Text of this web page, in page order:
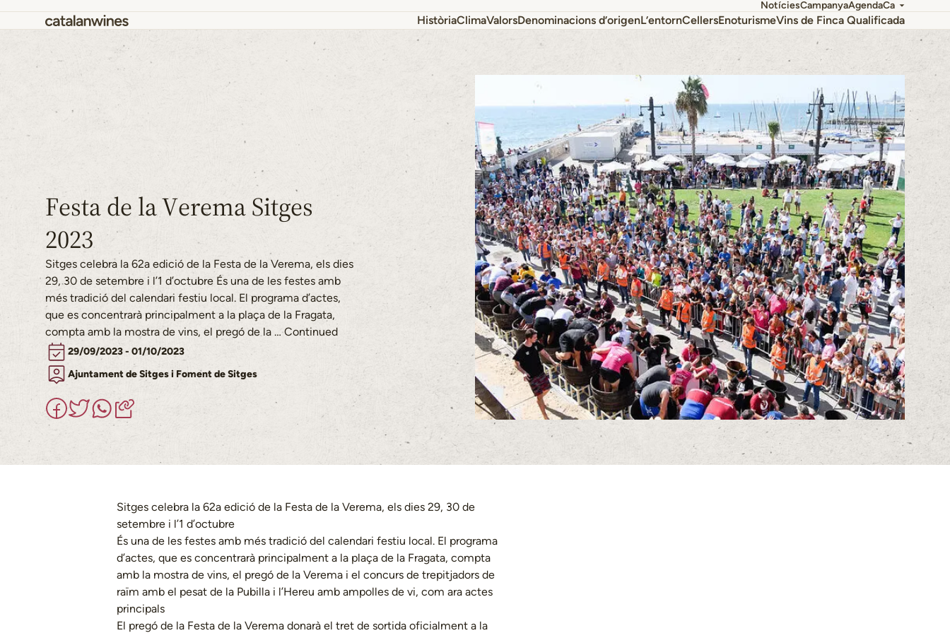
NotíciesCampanyaAgendaCa
HistòriaClimaValorsDenominacions d’origenL’entornCellersEnoturismeVins de Finca Qualificada
Festa de la Verema Sitges
2023
Sitges celebra la 62a edició de la Festa de la Verema, els dies
29, 30 de setembre i l’1 d’octubre És una de les festes amb
més tradició del calendari festiu local. El programa d’actes,
que es concentrarà principalment a la plaça de la Fragata,
compta amb la mostra de vins, el pregó de la …Continued
29/09/2023 - 01/10/2023
Ajuntament de Sitges i Foment de Sitges
Sitges celebra la 62a edició de la Festa de la Verema, els dies 29, 30 de
setembre i l’1 d’octubre
És una de les festes amb més tradició del calendari festiu local. El programa
d’actes, que es concentrarà principalment a la plaça de la Fragata, compta
amb la mostra de vins, el pregó de la Verema i el concurs de trepitjadors de
raïm amb el pesat de la Pubilla i l’Hereu amb ampolles de vi, com ara actes
principals
El pregó de la Festa de la Verema donarà el tret de sortida oficialment a la